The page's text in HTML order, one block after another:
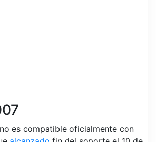
es compatible oficialmente con